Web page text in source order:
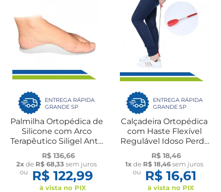
ENTREGA RÁPIDA
GRANDE SP
Palmilha Ortopédica de
Silicone com Arco
Terapêutico Siligel Anti-
Impacto Par Ortho
Pauher
R$ 136,66
2xde R$ 68,33 sem juros
ou
R$ 122,99
à vista no PIX
ENTREGA RÁPIDA
GRANDE SP
Calçadeira Ortopédica
com Haste Flexível
Regulável Idoso Perda
de Mobilidade
Longevitech
R$ 18,46
1xde R$ 18,46sem juros
ou
R$ 16,61
à vista no PIX